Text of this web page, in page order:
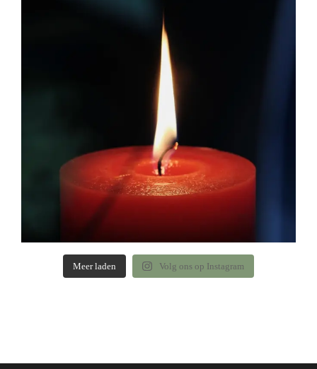
Meer laden Volg ons op Instagram